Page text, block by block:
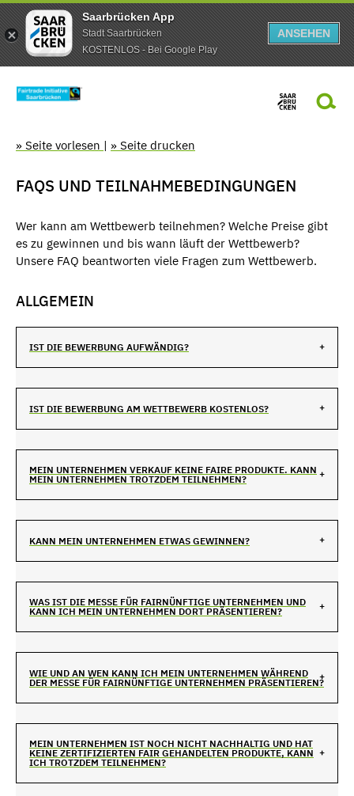
Saarbrücken App
Stadt Saarbrücken
KOSTENLOS - Bei Google Play
ANSEHEN
» Seite vorlesen | » Seite drucken
FAQS UND TEILNAHMEBEDINGUNGEN
Wer kann am Wettbewerb teilnehmen? Welche Preise gibt
es zu gewinnen und bis wann läuft der Wettbewerb?
Unsere FAQ beantworten viele Fragen zum Wettbewerb.
ALLGEMEIN
IST DIE BEWERBUNG AUFWÄNDIG?
IST DIE BEWERBUNG AM WETTBEWERB KOSTENLOS?
MEIN UNTERNEHMEN VERKAUF KEINE FAIRE PRODUKTE. KANN
MEIN UNTERNEHMEN TROTZDEM TEILNEHMEN?
KANN MEIN UNTERNEHMEN ETWAS GEWINNEN?
WAS IST DIE MESSE FÜR FAIRNÜNFTIGE UNTERNEHMEN UND
KANN ICH MEIN UNTERNEHMEN DORT PRÄSENTIEREN?
WIE UND AN WEN KANN ICH MEIN UNTERNEHMEN WÄHREND
DER MESSE FÜR FAIRNÜNFTIGE UNTERNEHMEN PRÄSENTIEREN?
MEIN UNTERNEHMEN IST NOCH NICHT NACHHALTIG UND HAT
KEINE ZERTIFIZIERTEN FAIR GEHANDELTEN PRODUKTE, KANN
ICH TROTZDEM TEILNEHMEN?